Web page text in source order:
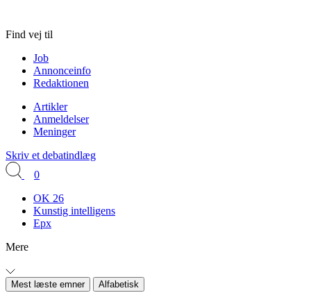
Find vej til
Job
Annonceinfo
Redaktionen
Artikler
Anmeldelser
Meninger
Skriv et debatindlæg
0
OK 26
Kunstig intelligens
Epx
Mere
Mest læste emner Alfabetisk